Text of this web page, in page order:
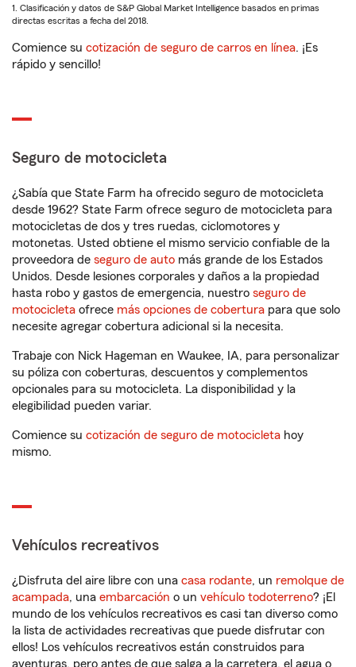
1. Clasificación y datos de S&P Global Market Intelligence basados en primas
directas escritas a fecha del 2018.
Comience su cotización de seguro de carros en línea. ¡Es
rápido y sencillo!
Seguro de motocicleta
¿Sabía que State Farm ha ofrecido seguro de motocicleta
desde 1962? State Farm ofrece seguro de motocicleta para
motocicletas de dos y tres ruedas, ciclomotores y
motonetas. Usted obtiene el mismo servicio confiable de la
proveedora de seguro de auto más grande de los Estados
Unidos. Desde lesiones corporales y daños a la propiedad
hasta robo y gastos de emergencia, nuestro seguro de
motocicleta ofrece más opciones de cobertura para que solo
necesite agregar cobertura adicional si la necesita.
Trabaje con Nick Hageman en Waukee, IA, para personalizar
su póliza con coberturas, descuentos y complementos
opcionales para su motocicleta. La disponibilidad y la
elegibilidad pueden variar.
Comience su cotización de seguro de motocicleta hoy
mismo.
Vehículos recreativos
¿Disfruta del aire libre con una casa rodante, un remolque de
acampada, una embarcación o un vehículo todoterreno? ¡El
mundo de los vehículos recreativos es casi tan diverso como
la lista de actividades recreativas que puede disfrutar con
ellos! Los vehículos recreativos están construidos para
aventuras, pero antes de que salga a la carretera, el agua o